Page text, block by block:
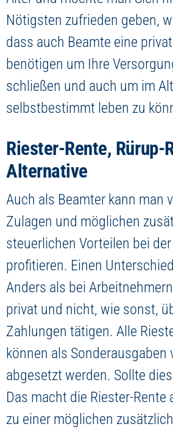
Nötigsten zufrieden geben,
dass auch Beamte eine
benötigen um Ihre
schließen und auch um im
selbstbestimmt leben zu
Riester-Rente, Rürup-
Alternative
Auch als Beamter kann man
Zulagen und möglichen
steuerlichen Vorteilen bei
profitieren. Einen
Anders als bei
privat und nicht, wie sonst,
Zahlungen tätigen. Alle
können als Sonderausgaben
abgesetzt werden. Sollte
Das macht die Riester-Rente
zu einer möglichen